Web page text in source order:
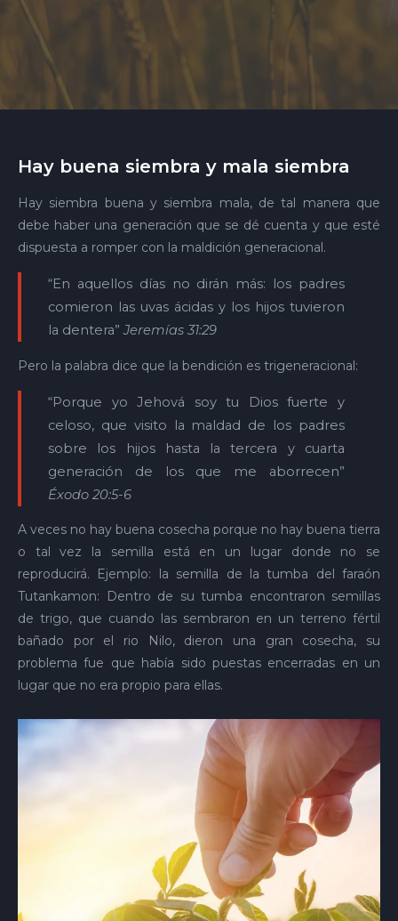
Hay buena siembra y mala siembra
Hay siembra buena y siembra mala, de tal manera que
debe haber una generación que se dé cuenta y que esté
dispuesta a romper con la maldición generacional.
“En aquellos días no dirán más: los padres
comieron las uvas ácidas y los hijos tuvieron
la dentera”Jeremías 31:29
Pero la palabra dice que la bendición es trigeneracional:
“Porque yo Jehová soy tu Dios fuerte y
celoso, que visito la maldad de los padres
sobre los hijos hasta la tercera y cuarta
generación de los que me aborrecen”
Éxodo 20:5-6
A veces no hay buena cosecha porque no hay buena tierra
o tal vez la semilla está en un lugar donde no se
reproducirá. Ejemplo: la semilla de la tumba del faraón
Tutankamon: Dentro de su tumba encontraron semillas
de trigo, que cuando las sembraron en un terreno fértil
bañado por el rio Nilo, dieron una gran cosecha, su
problema fue que había sido puestas encerradas en un
lugar que no era propio para ellas.